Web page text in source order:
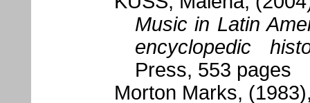
Music in Latin
encyclopedic
Press, 553 pages
Morton Marks,